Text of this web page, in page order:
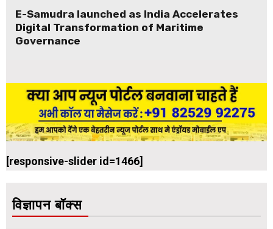
E-Samudra launched as India Accelerates
Digital Transformation of Maritime
Governance
[responsive-slider id=1466]
विज्ञापन बॉक्स